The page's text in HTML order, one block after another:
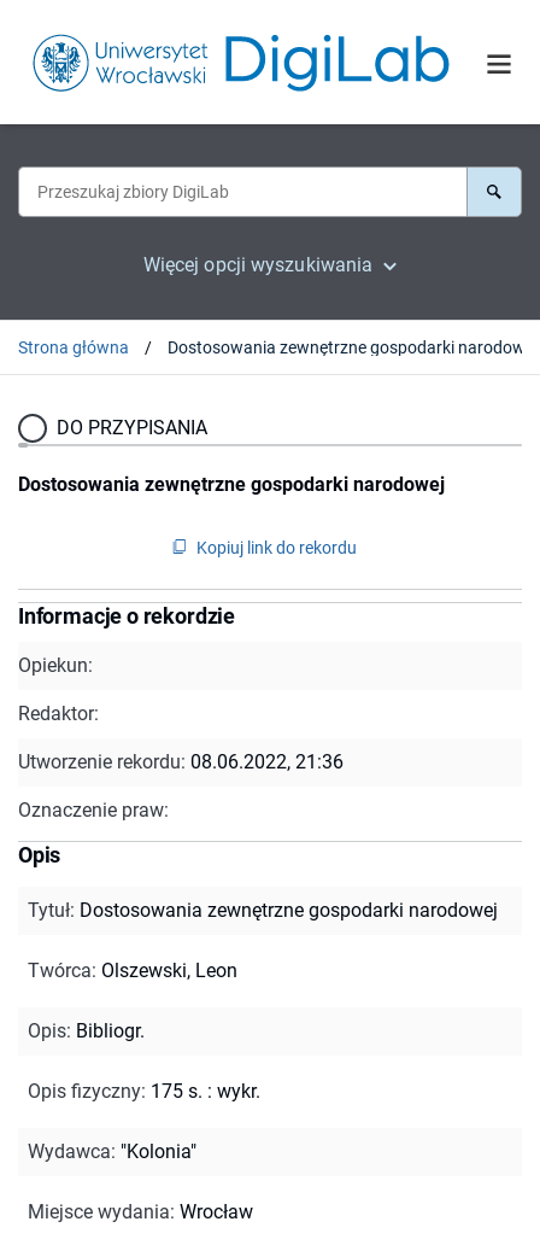
Więcej opcji wyszukiwania
Strona główna Dostosowania zewnętrzne gospodarki narodowej
DO PRZYPISANIA
Dostosowania zewnętrzne gospodarki narodowej
Kopiuj link do rekordu
Informacje o rekordzie
Opiekun:
Redaktor:
Utworzenie rekordu: 08.06.2022, 21:36
Oznaczenie praw:
Opis
Tytuł: Dostosowania zewnętrzne gospodarki narodowej
Twórca: Olszewski, Leon
Opis: Bibliogr.
Opis fizyczny: 175 s. : wykr.
Wydawca: "Kolonia"
Miejsce wydania: Wrocław